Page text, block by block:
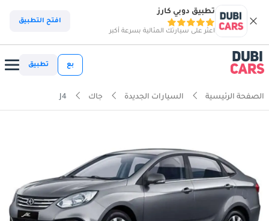
تطبيق دوبي كارز
اعثر على سيارتك المثالية بسرعة أكبر
افتح التطبيق
بع تطبيق
الصفحة الرئيسية السيارات الجديدة جاك J4